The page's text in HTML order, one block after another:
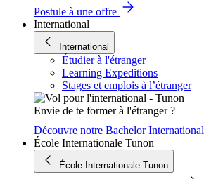
Postule à une offre
International
International
Étudier à l'étranger
Learning Expeditions
Stages et emplois à l’étranger
Envie de te former à l'étranger ?
Découvre notre Bachelor International
École Internationale Tunon
École Internationale Tunon